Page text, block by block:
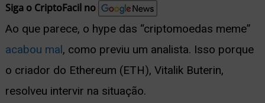
Siga o CriptoFacil no
Ao que parece, o hype das “criptomoedas meme”
acabou mal, como previu um analista. Isso porque
o criador do Ethereum (ETH), Vitalik Buterin,
resolveu intervir na situação.